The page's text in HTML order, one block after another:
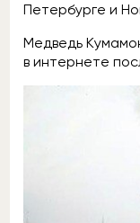
Петербурге и
Медведь
в интернете